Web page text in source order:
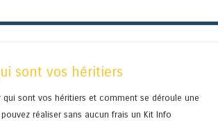
sont vos héritiers
qui sont vos héritiers et comment se déroule une
réaliser sans aucun frais un Kit Info